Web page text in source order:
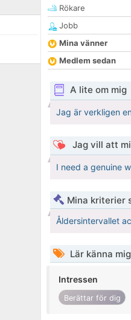
Rökare
Jobb
Mina vänner
Medlem sedan
A lite om mig
Jag är verkligen
Jag vill att
I need a genuine
Mina kriterier
Åldersintervallet
Lär känna
Intressen
Berättar för dig